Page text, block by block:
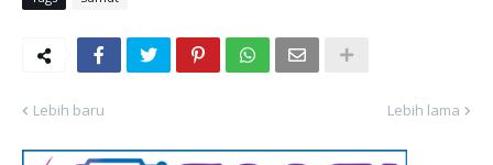
Lebih baru Lebih lama